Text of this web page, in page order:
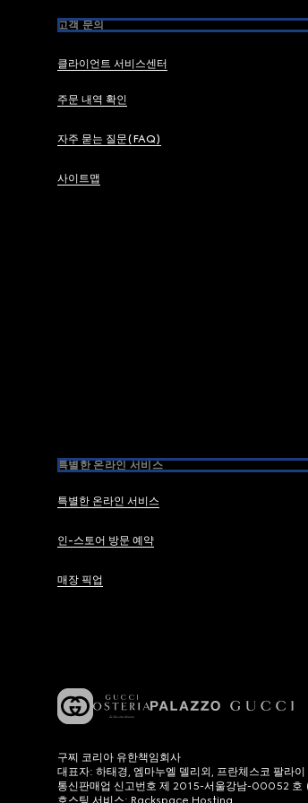
고객 문의
클라이언트 서비스센터
주문 내역 확인
자주 묻는 질문(FAQ)
사이트맵
특별한 온라인 서비스
특별한 온라인 서비스
인-스토어 방문 예약
매장 픽업
구찌 코리아 유한책임회사
대표자: 하태경, 엠마누엘 델리외, 프란체스코 팔
통신판매업 신고번호 제 2015-서울강남-00052 호
호스팅 서비스: Rackspace Hosting